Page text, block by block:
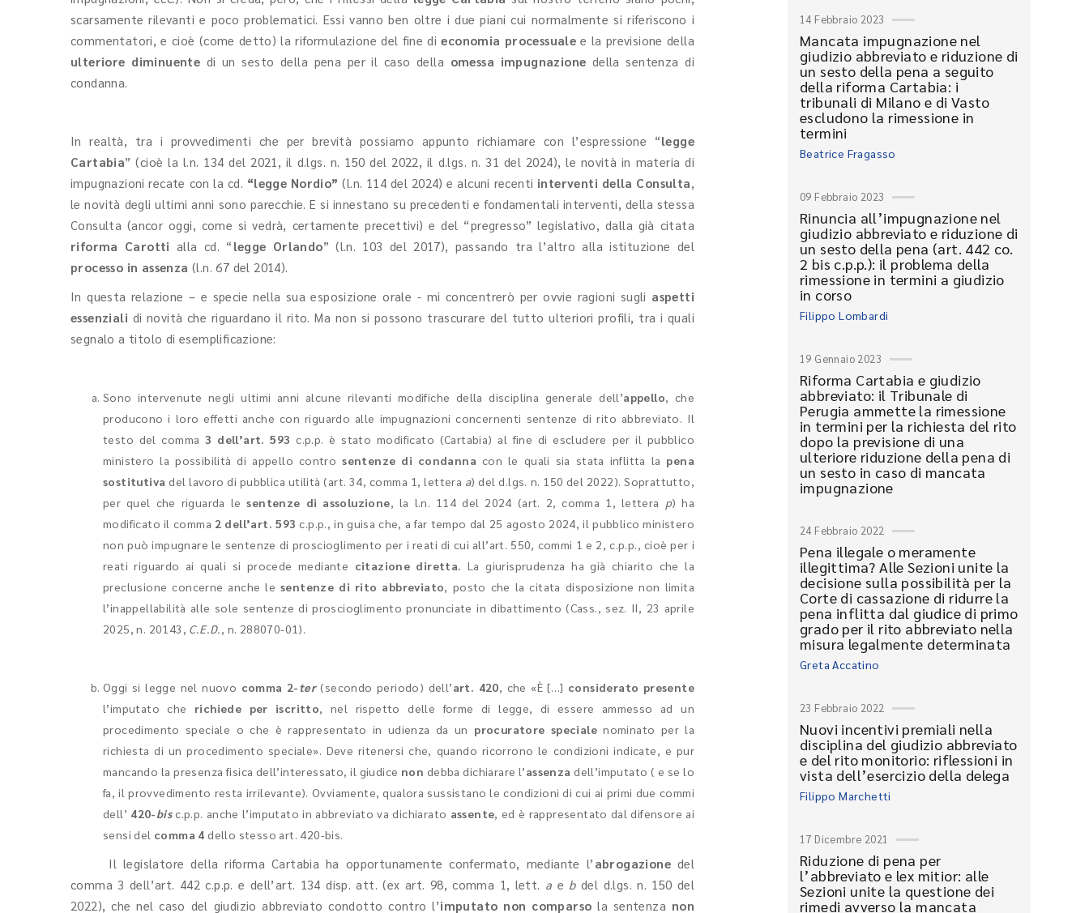
scarsamente rilevanti e poco problematici. Essi vanno ben oltre i due piani cui normalmente si riferiscono i
commentatori, e cioè (come detto) la riformulazione del fine dieconomia processuale e la previsione della
ulteriore diminuente di un sesto della pena per il caso della omessa impugnazione della sentenza di
condanna.
In realtà, tra i provvedimenti che per brevità possiamo appunto richiamare con l’espressione “legge
Cartabia” (cioè la l.n. 134 del 2021, il d.lgs. n. 150 del 2022, il d.lgs. n. 31 del 2024), le novità in materia di
impugnazioni recate con la cd. “legge Nordio”(l.n. 114 del 2024) e alcuni recenti interventi della Consulta,
le novità degli ultimi anni sono parecchie. E si innestano su precedenti e fondamentali interventi, della stessa
Consulta (ancor oggi, come si vedrà, certamente precettivi) e del “pregresso” legislativo, dalla già citata
riforma Carotti alla cd. “ legge Orlando” (l.n. 103 del 2017), passando tra l’altro alla istituzione del
processo in assenza (l.n. 67 del 2014).
In questa relazione – e specie nella sua esposizione orale - mi concentrerò per ovvie ragioni sugli aspetti
essenziali di novità che riguardano il rito. Ma non si possono trascurare del tutto ulteriori profili, tra i quali
segnalo a titolo di esemplificazione:
Sono intervenute negli ultimi anni alcune rilevanti modifiche della disciplina generale dell’appello, che
producono i loro effetti anche con riguardo alle impugnazioni concernenti sentenze di rito abbreviato. Il
testo del comma3 dell’art. 593 c.p.p. è stato modificato (Cartabia) al fine di escludere per il pubblico
ministero la possibilità di appello controsentenze di condanna con le quali sia stata inflitta la pena
sostitutivadel lavoro di pubblica utilità (art. 34, comma 1, lettera a) del d.lgs. n. 150 del 2022). Soprattutto,
per quel che riguarda lesentenze di assoluzione, la l.n. 114 del 2024 (art. 2, comma 1, lettera p) ha
modificato il comma 2 dell’art. 593c.p.p., in guisa che, a far tempo dal 25 agosto 2024, il pubblico ministero
non può impugnare le sentenze di proscioglimento per i reati di cui all’art. 550, commi 1 e 2, c.p.p., cioè per i
reati riguardo ai quali si procede mediante citazione diretta.La giurisprudenza ha già chiarito che la
preclusione concerne anche lesentenze di rito abbreviato, posto che la citata disposizione non limita
l’inappellabilità alle sole sentenze di proscioglimento pronunciate in dibattimento (Cass., sez. II, 23 aprile
2025, n. 20143, C.E.D., n. 288070-01).
Oggi si legge nel nuovo comma 2-ter (secondo periodo) dell’art. 420, che «È […] considerato presente
l’imputato che richiede per iscritto, nel rispetto delle forme di legge, di essere ammesso ad un
procedimento speciale o che è rappresentato in udienza da un procuratore specialenominato per la
richiesta di un procedimento speciale». Deve ritenersi che, quando ricorrono le condizioni indicate, e pur
mancando la presenza fisica dell’interessato, il giudice non debba dichiarare l’assenzadell’imputato ( e se lo
fa, il provvedimento resta irrilevante). Ovviamente, qualora sussistano le condizioni di cui ai primi due commi
dell’ 420-bisc.p.p. anche l’imputato in abbreviato va dichiarato assente, ed è rappresentato dal difensore ai
sensi del comma 4dello stesso art. 420-bis.
Il legislatore della riforma Cartabia ha opportunamente confermato, mediante l’ abrogazionedel
comma 3 dell’art. 442 c.p.p. e dell’art. 134 disp. att. (ex art. 98, comma 1, lett. a e bdel d.lgs. n. 150 del
2022), che nel caso del giudizio abbreviato condotto contro l’imputato non comparsola sentenza non
14 Febbraio 2023
Mancata impugnazione nel
giudizio abbreviato e riduzione di
un sesto della pena a seguito
della riforma Cartabia: i
tribunali di Milano e di Vasto
escludono la rimessione in
termini
Beatrice Fragasso
09 Febbraio 2023
Rinuncia all’impugnazione nel
giudizio abbreviato e riduzione di
un sesto della pena (art. 442 co.
2 bis c.p.p.): il problema della
rimessione in termini a giudizio
in corso
Filippo Lombardi
19 Gennaio 2023
Riforma Cartabia e giudizio
abbreviato: il Tribunale di
Perugia ammette la rimessione
in termini per la richiesta del rito
dopo la previsione di una
ulteriore riduzione della pena di
un sesto in caso di mancata
impugnazione
24 Febbraio 2022
Pena illegale o meramente
illegittima? Alle Sezioni unite la
decisione sulla possibilità per la
Corte di cassazione di ridurre la
pena inflitta dal giudice di primo
grado per il rito abbreviato nella
misura legalmente determinata
Greta Accatino
23 Febbraio 2022
Nuovi incentivi premiali nella
disciplina del giudizio abbreviato
e del rito monitorio: riflessioni in
vista dell’esercizio della delega
Filippo Marchetti
17 Dicembre 2021
Riduzione di pena per
l’abbreviato e lex mitior: alle
Sezioni unite la questione dei
rimedi avverso la mancata